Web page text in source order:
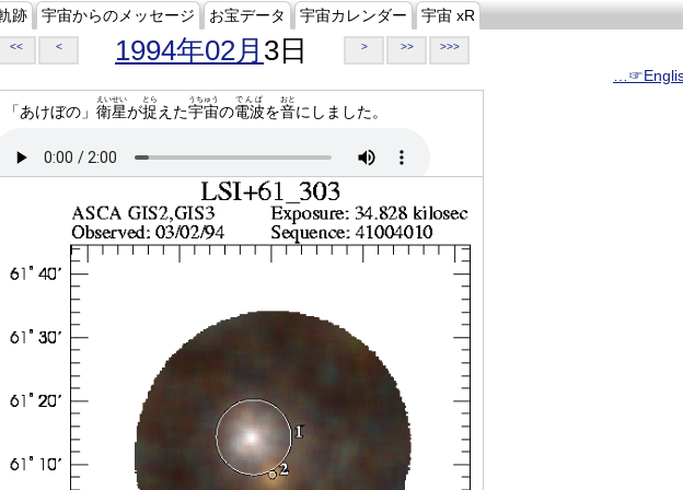
跡 宇宙からのメッセージ お宝データ 宇宙カレンダー 宇宙 xR
<< < 1994年02月 3日 > >> >>>
「あけぼの」 衛星
えいせい
が捉
とら
えた宇宙
うちゅう
の電波
でんぱ
を音
おと
にしました。